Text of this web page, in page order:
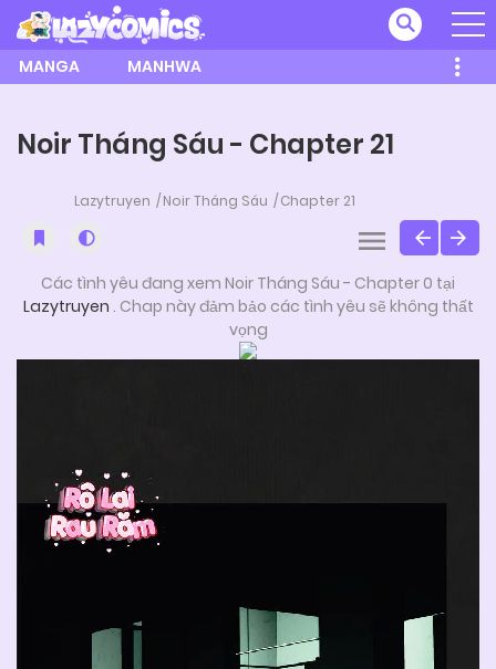
MANGA MANHWA
Noir Tháng Sáu - Chapter 21
Lazytruyen Noir Tháng Sáu Chapter 21
Các tình yêu đang xem Noir Tháng Sáu - Chapter 0 tại
Lazytruyen . Chap này đảm bảo các tình yêu sẽ không thất
vọng